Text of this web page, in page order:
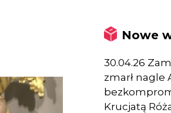
Nowe
30.04.26
zmarł nagle
Krucjatą